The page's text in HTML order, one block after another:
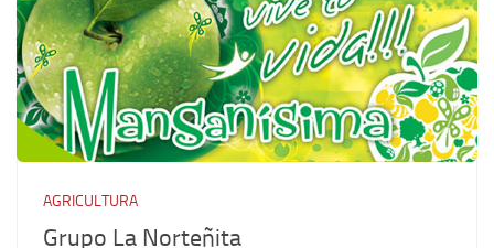
AGRICULTURA
Grupo La Norteñita